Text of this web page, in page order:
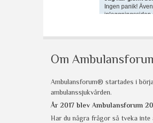
Om
Ambulansforum® startades i
ambulanssjukvården.
År 2017 blev Ambulansforum
Har du några frågor så tveka inte